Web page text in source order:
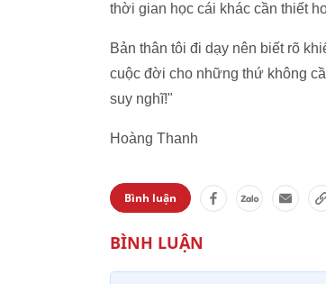
thời gian học cái khác cần thiết
Bản thân tôi đi dạy nên biết rõ
cuộc đời cho những thứ không
suy nghĩ!"
Hoàng Thanh
Bình luận